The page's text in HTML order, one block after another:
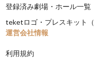
登録済み劇場・ホール一覧
teketロゴ・プレスキット（
運営会社情報
利用規約